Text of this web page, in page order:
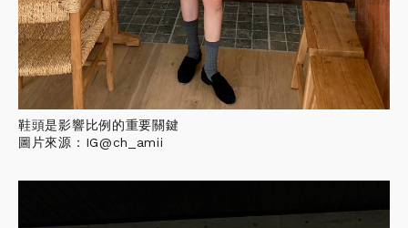
鞋頭是影響比例的重要關鍵
圖片來源：IG@ch_amii